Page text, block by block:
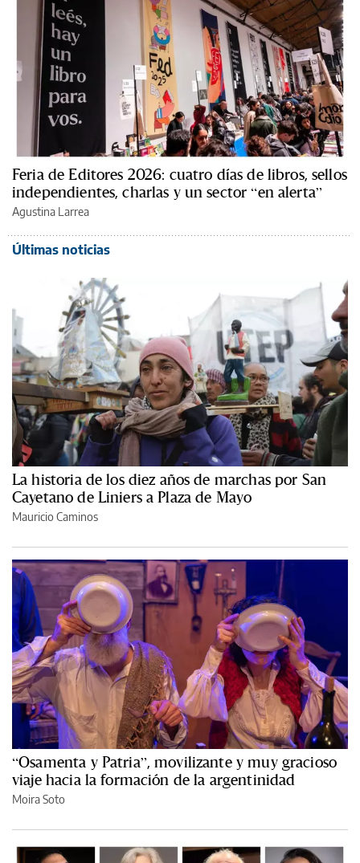
Feria de Editores 2026: cuatro días de libros, sellos
independientes, charlas y un sector “en alerta”
Agustina Larrea
Últimas noticias
La historia de los diez años de marchas por San
Cayetano de Liniers a Plaza de Mayo
Mauricio Caminos
“Osamenta y Patria”, movilizante y muy gracioso
viaje hacia la formación de la argentinidad
Moira Soto